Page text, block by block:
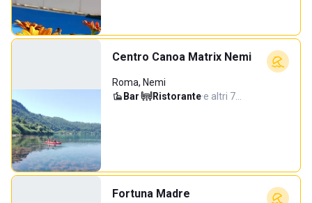
Centro Canoa Matrix Nemi
Roma, Nemi
Bar· Ristorante·e altri 7…
Fortuna Madre